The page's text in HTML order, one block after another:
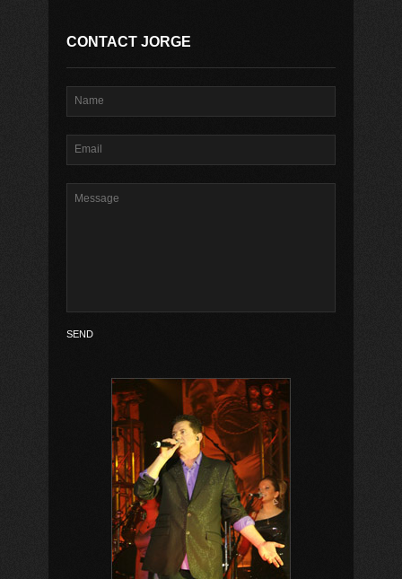
CONTACT JORGE